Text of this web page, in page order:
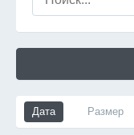
Дата Размер